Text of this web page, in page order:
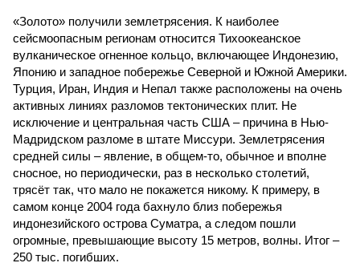
«Золото» получили землетрясения. К наиболее
сейсмоопасным регионам относится Тихоокеанское
вулканическое огненное кольцо, включающее Индонезию,
Японию и западное побережье Северной и Южной Америки.
Турция, Иран, Индия и Непал также расположены на очень
активных линиях разломов тектонических плит. Не
исключение и центральная часть США – причина в Нью-
Мадридском разломе в штате Миссури. Землетрясения
средней силы – явление, в общем-то, обычное и вполне
сносное, но периодически, раз в несколько столетий,
трясёт так, что мало не покажется никому. К примеру, в
самом конце 2004 года бахнуло близ побережья
индонезийского острова Суматра, а следом пошли
огромные, превышающие высоту 15 метров, волны. Итог –
250 тыс. погибших.